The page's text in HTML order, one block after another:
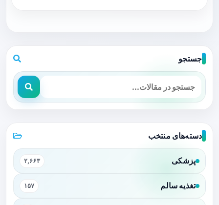
جستجو
دسته‌های منتخب
پزشکی ۲,۶۶۳
تغذیه سالم ۱۵۷